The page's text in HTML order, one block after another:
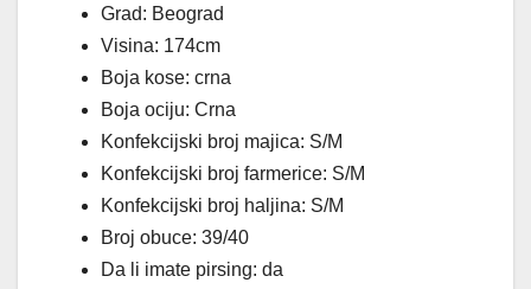
Grad: Beograd
Visina: 174cm
Boja kose: crna
Boja ociju: Crna
Konfekcijski broj majica: S/M
Konfekcijski broj farmerice: S/M
Konfekcijski broj haljina: S/M
Broj obuce: 39/40
Da li imate pirsing: da